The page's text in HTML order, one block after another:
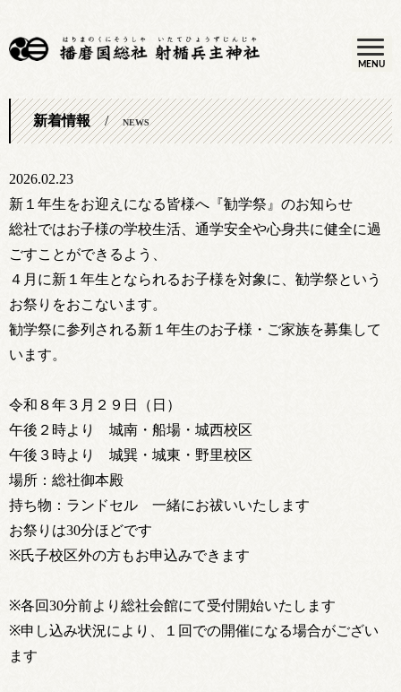
MENU
新着情報/NEWS
2026.02.23
新１年生をお迎えになる皆様へ『勧学祭』のお知らせ
総社ではお子様の学校生活、通学安全や心身共に健全に過
ごすことができるよう、
４月に新１年生となられるお子様を対象に、勧学祭という
お祭りをおこないます。
勧学祭に参列される新１年生のお子様・ご家族を募集して
います。
令和８年３月２９日（日）
午後２時より 城南・船場・城西校区
午後３時より 城巽・城東・野里校区
場所：総社御本殿
持ち物：ランドセル 一緒にお祓いいたします
お祭りは30分ほどです
※氏子校区外の方もお申込みできます
※各回30分前より総社会館にて受付開始いたします
※申し込み状況により、１回での開催になる場合がござい
ます